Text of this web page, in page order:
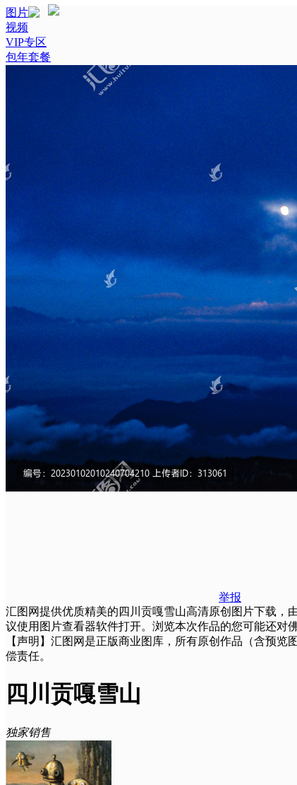
图片
视频
VIP专区
包年套餐
举报
汇图网提供优质精美的四川贡嘎雪山高清原创图片下载，
议使用图片查看器软件打开。浏览本次作品的您可能还对
【声明】汇图网是正版商业图库，所有原创作品（含预
偿责任。
四川贡嘎雪山
独家销售